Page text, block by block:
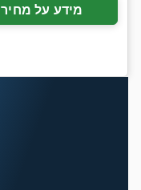
מידע על מחיר